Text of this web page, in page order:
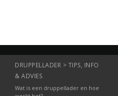
DRUPPELLADER > TIPS, INFO
& ADVIES
Wat is een druppellader en hoe